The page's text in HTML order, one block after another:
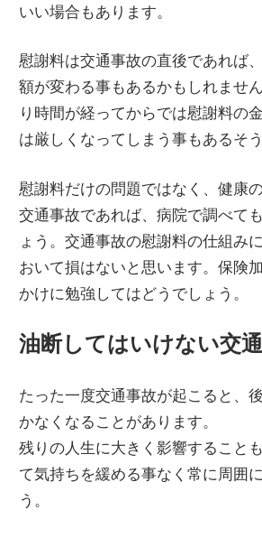
いい場合もあります。
慰謝料は交通事故の直後であれば
額が変わる事もあるかもしれませ
り時間が経ってからでは慰謝料の
は厳しくなってしまう事もあるそう
慰謝料だけの問題ではなく、健康
交通事故であれば、病院で調べて
ょう。交通事故の慰謝料の仕組み
おいて損はないと思います。保険
かけに勉強してはどうでしょう。
油断してはいけない交
たった一度交通事故が起こると、
かなくなることがあります。
残りの人生に大きく影響すること
て気持ちを緩める事なく常に周囲
う。